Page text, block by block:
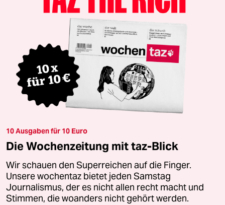
10 Ausgaben für 10 Euro
Die Wochenzeitung mit taz-Blick
Wir schauen den Superreichen auf die Finger.
Unsere wochentaz bietet jeden Samstag
Journalismus, der es nicht allen recht macht und
Stimmen, die woanders nicht gehört werden.